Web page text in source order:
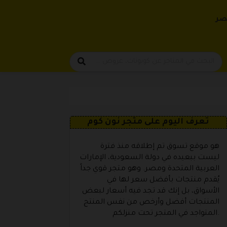
تعرف اليوم على متجر نون كوم
هو موقع تسوق تم إطلاقه منذ فترة
ليست ببعيده في دولة السعودية، الإمارات
العربية المتحدة ومصر. وهو متجر قوي جداً
يُقدم منتجات بأفضل سعر لها في
الأسواق، بل إنك قد تجد فيه أسعار لبعض
المنتجات أفضل وأرخص من نفس المنتج
المتواجد في المتجر تحت منزلكم.